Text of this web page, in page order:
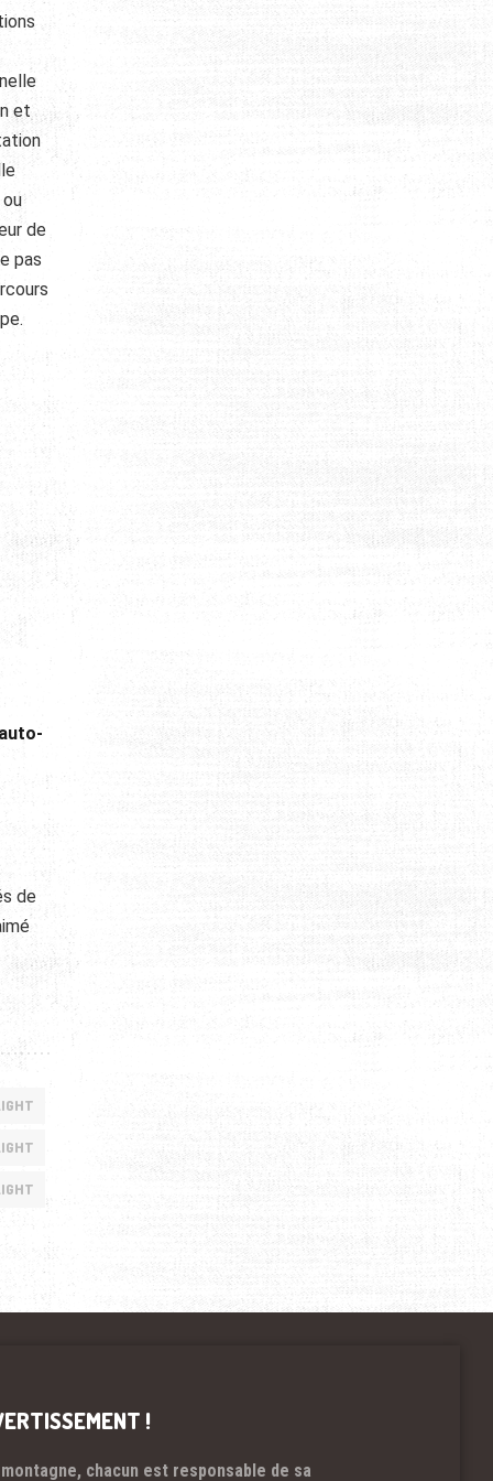
et
de
pas
de
!
montagne, chacun est responsable de sa